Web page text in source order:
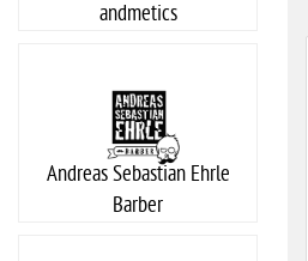
andmetics
Andreas Sebastian Ehrle
Barber